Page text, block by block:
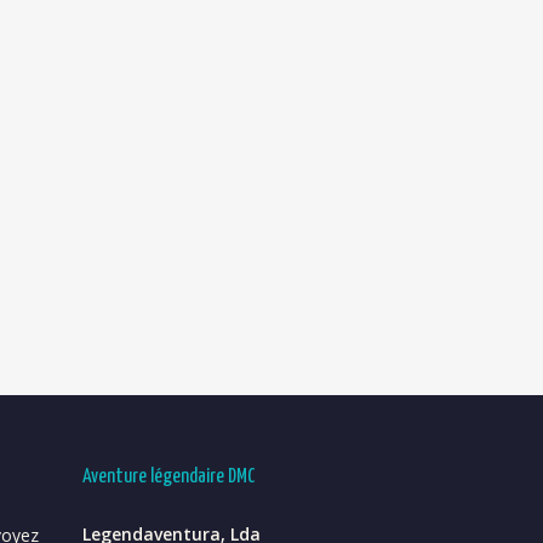
Aventure légendaire DMC
Legendaventura, Lda